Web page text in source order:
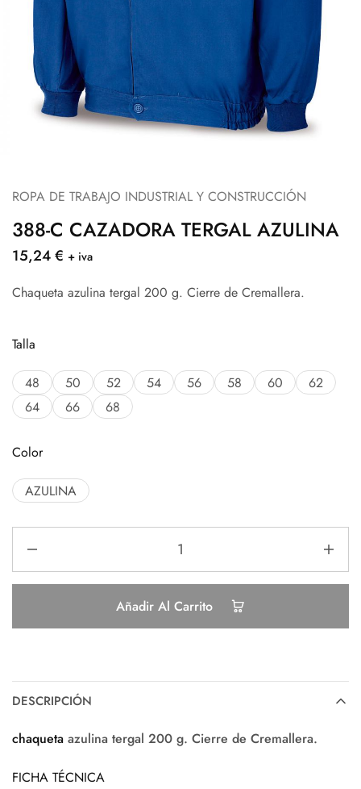
ROPA DE TRABAJO INDUSTRIAL Y CONSTRUCCIÓN
388-C CAZADORA TERGAL AZULINA
15,24€ + iva
Chaqueta azulina tergal 200 g. Cierre de Cremallera.
Talla
48 50 52 54 56 58 60
62
64
66 68
Color
AZULINA
Añadir Al Carrito
DESCRIPCIÓN
chaqueta azulina tergal 200 g. Cierre de Cremallera.
FICHA TÉCNICA